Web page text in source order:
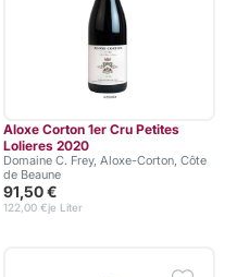
Aloxe Corton 1er Cru Petites
Lolieres 2020
Domaine C. Frey, Aloxe-Corton, Côte
de Beaune
91,50 €
je Liter
122,00 €